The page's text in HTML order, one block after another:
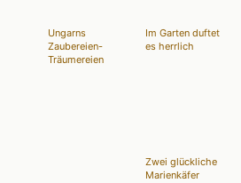
Ungarns
Zaubereien-
Träumereien
Im Garten duftet
es herrlich
Zwei glückliche
Marienkäfer